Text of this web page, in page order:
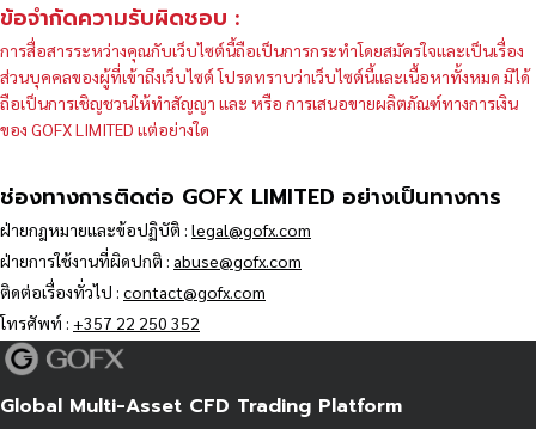
ข้อจำกัดความรับผิดชอบ :
การสื่อสารระหว่างคุณกับเว็บไซต์นี้ถือเป็นการกระทำโดยสมัครใจและเป็นเรื่อง
ส่วนบุคคลของผู้ที่เข้าถึงเว็บไซต์ โปรดทราบว่าเว็บไซต์นี้และเนื้อหาทั้งหมด มิได้
ถือเป็นการเชิญชวนให้ทำสัญญา และ หรือ การเสนอขายผลิตภัณฑ์ทางการเงิน
ของ GOFX LIMITED แต่อย่างใด
ช่องทางการติดต่อ GOFX LIMITED อย่างเป็นทางการ
ฝ่ายกฎหมายและข้อปฏิบัติ : legal@gofx.com
ฝ่ายการใช้งานที่ผิดปกติ : abuse@gofx.com
ติดต่อเรื่องทั่วไป : contact@gofx.com
โทรศัพท์ : +357 22 250 352
Global Multi-Asset CFD Trading Platform